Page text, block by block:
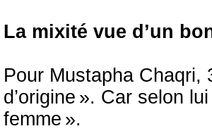
La mixité vue d’un
Pour Mustapha Chaqri,
d’origine ». Car selon
femme ».